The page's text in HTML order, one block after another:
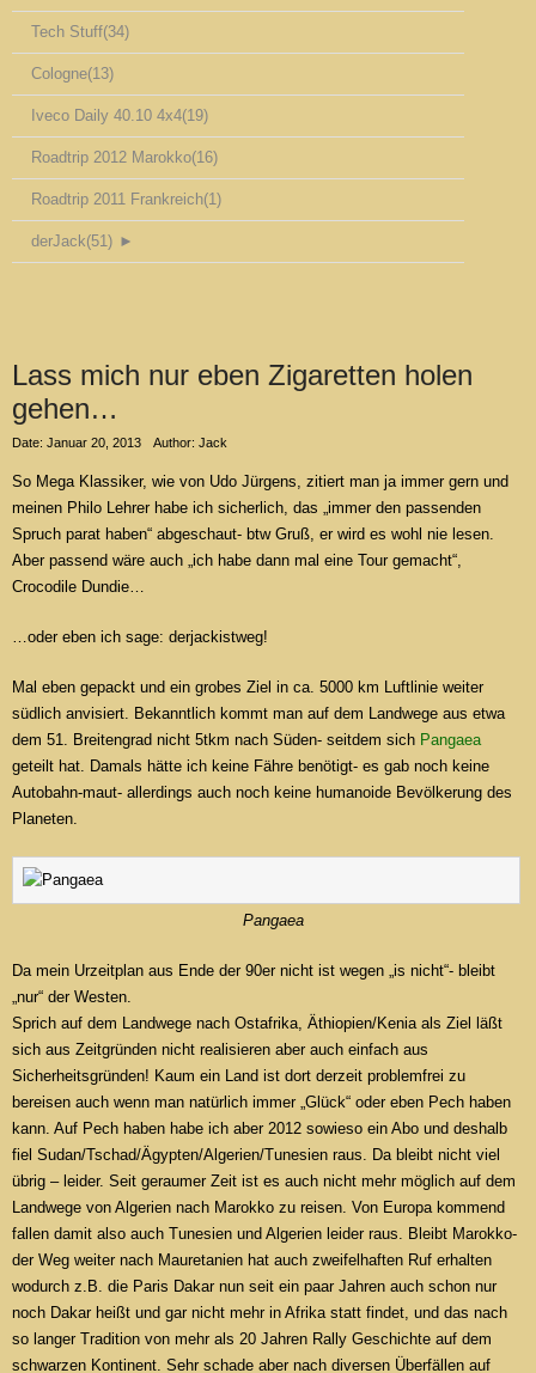
Tech Stuff(34)
Cologne(13)
Iveco Daily 40.10 4x4(19)
Roadtrip 2012 Marokko(16)
Roadtrip 2011 Frankreich(1)
derJack(51) ►
Lass mich nur eben Zigaretten holen
gehen…
Date: Januar 20, 2013 Author: Jack
So Mega Klassiker, wie von Udo Jürgens, zitiert man ja immer gern und
meinen Philo Lehrer habe ich sicherlich, das „immer den passenden
Spruch parat haben“ abgeschaut- btw Gruß, er wird es wohl nie lesen.
Aber passend wäre auch „ich habe dann mal eine Tour gemacht“,
Crocodile Dundie…
…oder eben ich sage: derjackistweg!
Mal eben gepackt und ein grobes Ziel in ca. 5000 km Luftlinie weiter
südlich anvisiert. Bekanntlich kommt man auf dem Landwege aus etwa
dem 51. Breitengrad nicht 5tkm nach Süden- seitdem sich Pangaea
geteilt hat. Damals hätte ich keine Fähre benötigt- es gab noch keine
Autobahn-maut- allerdings auch noch keine humanoide Bevölkerung des
Planeten.
Pangaea
Da mein Urzeitplan aus Ende der 90er nicht ist wegen „is nicht“- bleibt
„nur“ der Westen.
Sprich auf dem Landwege nach Ostafrika, Äthiopien/Kenia als Ziel läßt
sich aus Zeitgründen nicht realisieren aber auch einfach aus
Sicherheitsgründen! Kaum ein Land ist dort derzeit problemfrei zu
bereisen auch wenn man natürlich immer „Glück“ oder eben Pech haben
kann. Auf Pech haben habe ich aber 2012 sowieso ein Abo und deshalb
fiel Sudan/Tschad/Ägypten/Algerien/Tunesien raus. Da bleibt nicht viel
übrig – leider. Seit geraumer Zeit ist es auch nicht mehr möglich auf dem
Landwege von Algerien nach Marokko zu reisen. Von Europa kommend
fallen damit also auch Tunesien und Algerien leider raus. Bleibt Marokko-
der Weg weiter nach Mauretanien hat auch zweifelhaften Ruf erhalten
wodurch z.B. die Paris Dakar nun seit ein paar Jahren auch schon nur
noch Dakar heißt und gar nicht mehr in Afrika statt findet, und das nach
so langer Tradition von mehr als 20 Jahren Rally Geschichte auf dem
schwarzen Kontinent. Sehr schade aber nach diversen Überfällen auf